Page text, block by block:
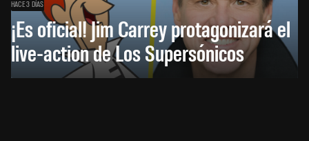
HACE 3 DÍAS
¡Es oficial! Jim Carrey protagonizará el
live-action de Los Supersónicos